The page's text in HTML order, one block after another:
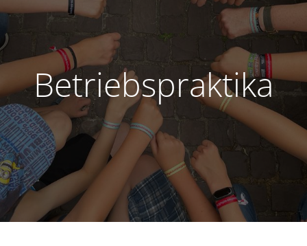
Betriebspraktika